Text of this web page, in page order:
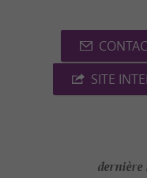
SITE
dernière